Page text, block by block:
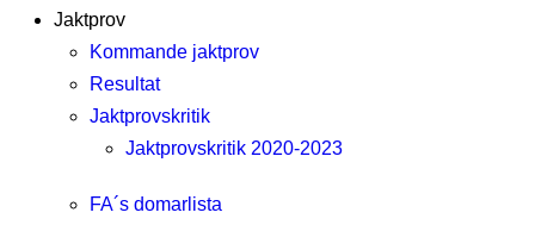
Jaktprov
Kommande jaktprov
Resultat
Jaktprovskritik
Jaktprovskritik 2020-2023
FA´s domarlista